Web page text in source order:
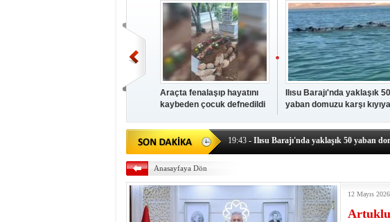
Araçta fenalaşıp hayatını
kaybeden çocuk defnedildi
Ilısu Barajı'nda yaklaşık 50
yaban domuzu karşı kıyıya
- OKUMAK İÇİN TIKLAYIN
19:43 - Ilısu Barajı'nda yaklaşık 50 yaban
19:42- Hacıoğlu: UMKE ekipleri bilgi,
19:08- HÜDA PAR Şırnak il başkanı
istiyor
19:06- Öter: Maneviyatı ve ahlaki yapıyı
kumardır
18:06- MARSU, Kabala Mahallesi'nin
Anasayfaya Dön
12 Mayıs